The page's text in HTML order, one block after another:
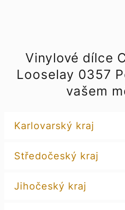
Vinylové dílce
Looselay 0357
vašem
Karlovarský kraj
Středočeský kraj
Jihočeský kraj